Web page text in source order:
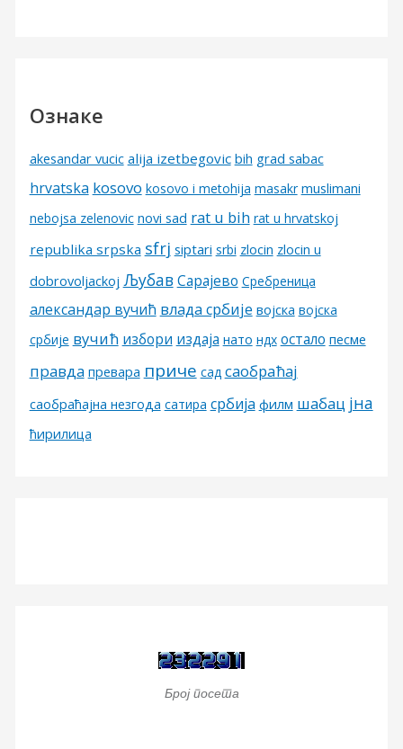
Ознаке
akesandar vucic alija izetbegovic bih grad sabac
hrvatska kosovo kosovo i metohija masakr muslimani
nebojsa zelenovic novi sad rat u bih rat u hrvatskoj
republika srpska sfrj siptari srbi zlocin zlocin u
dobrovoljackoj Љубав Сарајево Сребреница
александар вучић влада србије војска војска
србије вучић избори издаја нато ндх остало песме
правда превара приче сад саобраћај
саобраћајна незгода сатира србија филм шабац јна
ћирилица
Број посета